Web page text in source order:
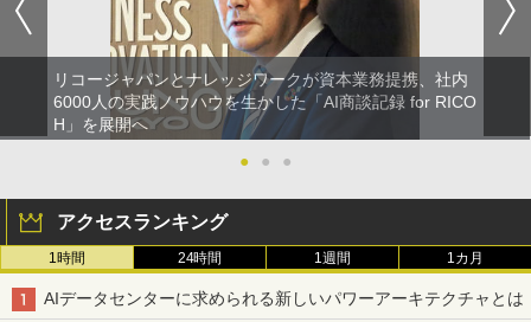
リコージャパンとナレッジワークが資本業務提携、社内
6000人の実践ノウハウを生かした「AI商談記録 for RICO
H」を展開へ
●
● ●
アクセスランキング
1時間 24時間 1週間 1カ月
AIデータセンターに求められる新しいパワーアーキテクチャとは